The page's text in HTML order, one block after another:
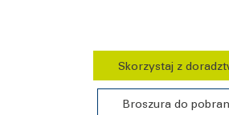
Skorzystaj z
Broszura do